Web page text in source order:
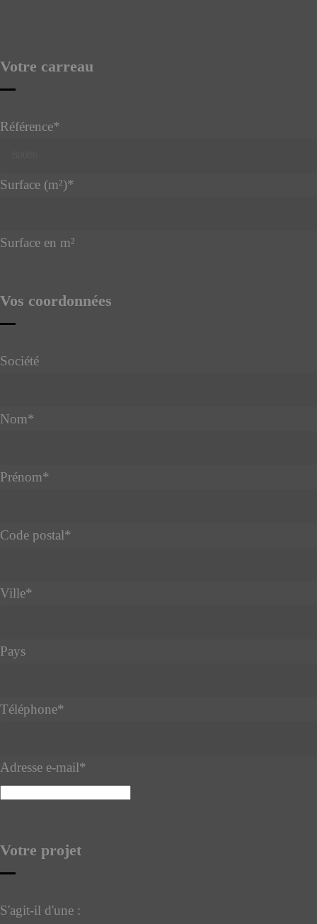
Votre carreau
Référence*
Surface (m²)*
Surface en m²
Vos coordonnées
Société
Nom*
Prénom*
Code postal*
Ville*
Pays
Téléphone*
Adresse e-mail*
Votre projet
S'agit-il d'une :